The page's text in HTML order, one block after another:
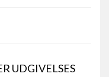
UDGIVELSES